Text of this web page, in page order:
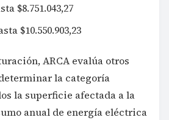
$8.751.043,27
$10.550.903,23
ARCA evalúa otros
la categoría
la superficie afectada a la
anual de energía eléctrica